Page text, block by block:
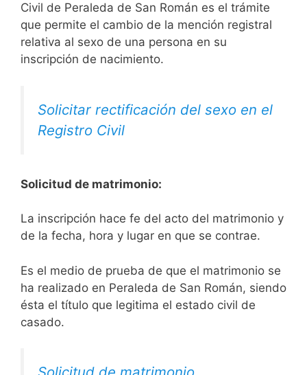
Civil de Peraleda de San Román es el trámite
que permite el cambio de la mención registral
relativa al sexo de una persona en su
inscripción de nacimiento.
Solicitar rectificación del sexo en el
Registro Civil
Solicitud de matrimonio:
La inscripción hace fe del acto del matrimonio y
de la fecha, hora y lugar en que se contrae.
Es el medio de prueba de que el matrimonio se
ha realizado en Peraleda de San Román, siendo
ésta el título que legitima el estado civil de
casado.